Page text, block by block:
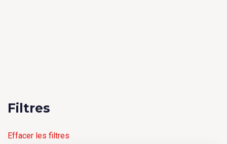
Filtres
Effacer les filtres